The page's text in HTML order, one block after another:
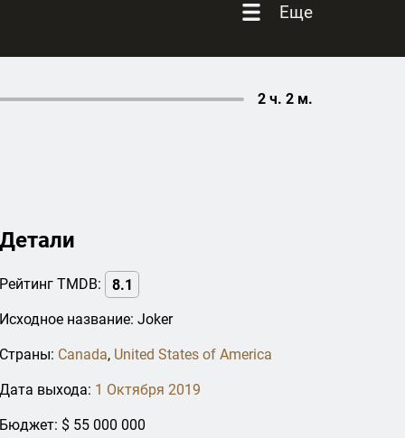
Еще
2 ч. 2 м.
Детали
Рейтинг TMDB: 8.1
Исходное название: Joker
Страны: Canada, United States of America
Дата выхода: 1 Октября 2019
Бюджет: $ 55 000 000